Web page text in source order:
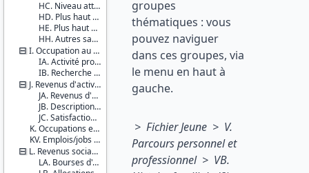
HC. Niveau atteint par le jeune adulte encore en formation initiale
HD. Plus haut diplôme atteint (pour tous)
HE. Plus haut niveau atteint (pour tous)
HH. Autres savoirs du jeune adulte
I. Occupation au cours de la semaine précédente
IA. Activité professionnelle
IB. Recherche d'un travail
J. Revenus d'activités et description de l'activité
JA. Revenus d'activités de la semaine précédente
JB. Description de l'activité au cours de la semaine précédente
JC. Satisfaction vis-à-vis de la situation professionnelle actuelle
K. Occupations en 2014 et revenus d'activités
KV. Emplois/jobs de vacances
L. Revenus sociaux en 2014
LA. Bourses d'études
Adisp
groupes
thématiques : vous
pouvez naviguer
dans ces groupes, via
le menu en haut à
gauche.
> Fichier Jeune > V.
Parcours personnel et
professionnel > VB.